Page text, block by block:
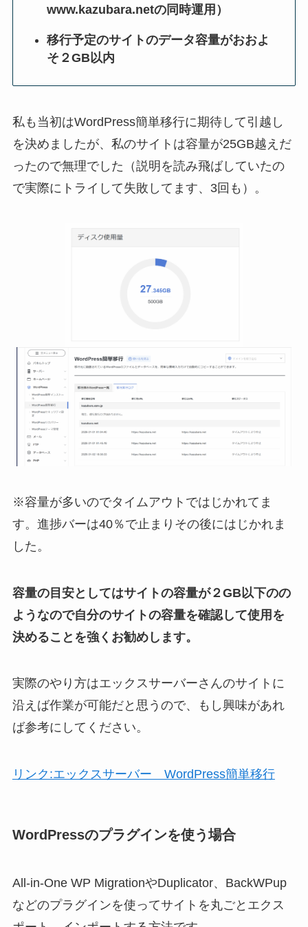
www.kazubara.netの同時運用）
移行予定のサイトのデータ容量がおおよ
そ２GB以内
私も当初はWordPress簡単移行に期待して引越し
を決めましたが、私のサイトは容量が25GB越えだ
ったので無理でした（説明を読み飛ばしていたの
で実際にトライして失敗してます、3回も）。
※容量が多いのでタイムアウトではじかれてま
す。進捗バーは40％で止まりその後にはじかれま
した。
容量の目安としてはサイトの容量が２GB以下のの
ようなので自分のサイトの容量を確認して使用を
決めることを強くお勧めします。
実際のやり方はエックスサーバーさんのサイトに
沿えば作業が可能だと思うので、もし興味があれ
ば参考にしてください。
リンク:エックスサーバー WordPress簡単移行
WordPressのプラグインを使う場合
All-in-One WP MigrationやDuplicator、BackWPup
などのプラグインを使ってサイトを丸ごとエクス